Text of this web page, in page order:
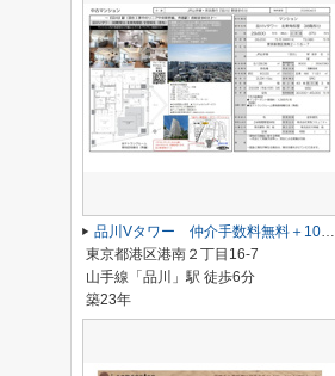
品川Vタワー 仲介手数料無料＋100万円現金プレゼント中
東京都港区港南２丁目16-7
山手線「品川」駅 徒歩6分
築23年